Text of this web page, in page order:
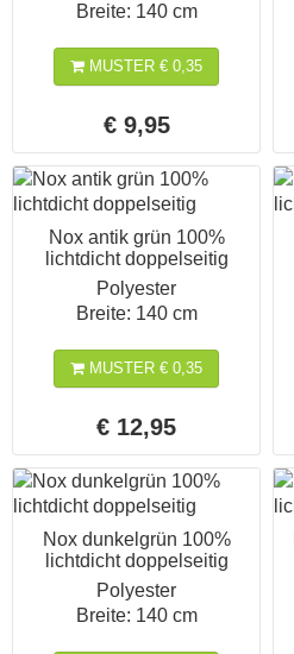
Breite: 140 cm
MUSTER € 0,35
€ 9,95
Nox antik grün 100%
lichtdicht doppelseitig
Polyester
Breite: 140 cm
MUSTER € 0,35
€ 12,95
Nox dunkelgrün 100%
lichtdicht doppelseitig
Polyester
Breite: 140 cm